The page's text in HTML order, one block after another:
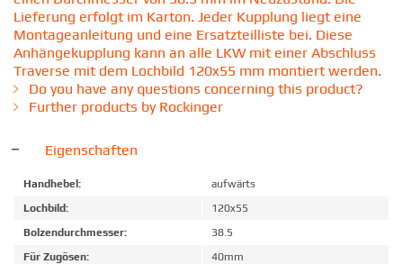
Lieferung erfolgt im Karton. Jeder Kupplung liegt eine
Montageanleitung und eine Ersatzteilliste bei. Diese
Anhängekupplung kann an alle LKW mit einer Abschluss
Traverse mit dem Lochbild 120x55 mm montiert werden.
Do you have any questions concerning this product?
Further products by Rockinger
Eigenschaften
Handhebel:
aufwärts
Lochbild:
120x55
Bolzendurchmesser:
38.5
Für Zugösen:
40mm